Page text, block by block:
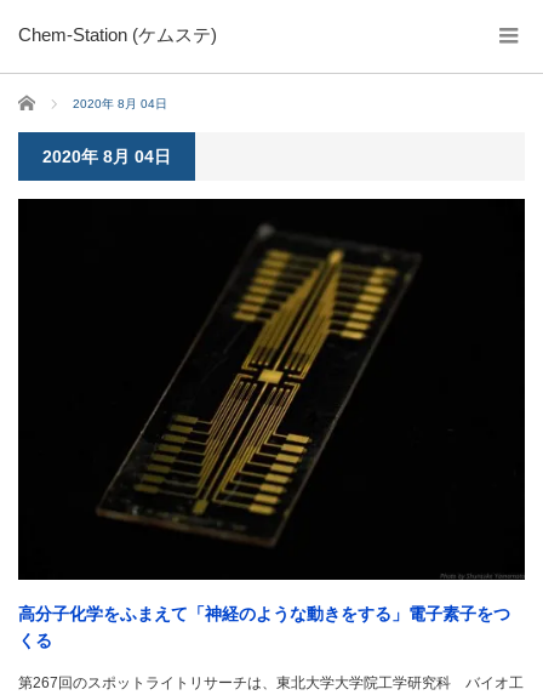
Chem-Station (ケムステ)
ホーム 2020年 8月 04日
2020年 8月 04日
高分子化学をふまえて「神経のような動きをする」電子素子をつ
くる
第267回のスポットライトリサーチは、東北大学大学院工学研究科 バイオ工